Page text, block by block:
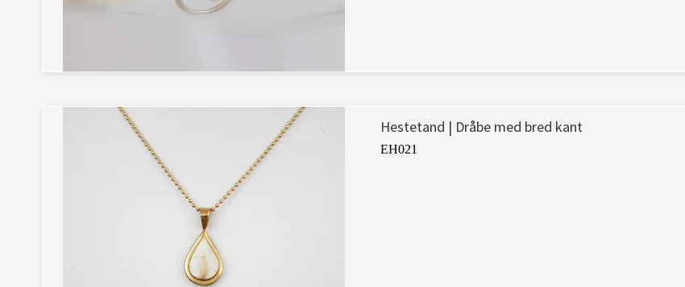
Hestetand | Dråbe med bred kant
EH021